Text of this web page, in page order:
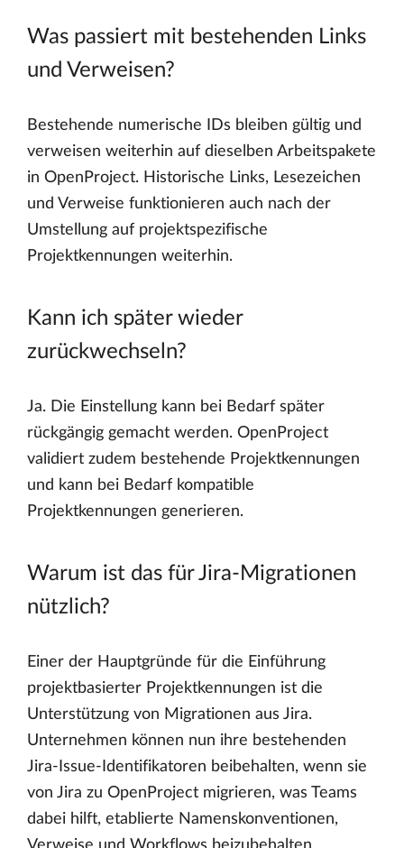
Was passiert mit bestehenden Links
und Verweisen?
Bestehende numerische IDs bleiben gültig und
verweisen weiterhin auf dieselben Arbeitspakete
in OpenProject. Historische Links, Lesezeichen
und Verweise funktionieren auch nach der
Umstellung auf projektspezifische
Projektkennungen weiterhin.
Kann ich später wieder
zurückwechseln?
Ja. Die Einstellung kann bei Bedarf später
rückgängig gemacht werden. OpenProject
validiert zudem bestehende Projektkennungen
und kann bei Bedarf kompatible
Projektkennungen generieren.
Warum ist das für Jira-Migrationen
nützlich?
Einer der Hauptgründe für die Einführung
projektbasierter Projektkennungen ist die
Unterstützung von Migrationen aus Jira.
Unternehmen können nun ihre bestehenden
Jira-Issue-Identifikatoren beibehalten, wenn sie
von Jira zu OpenProject migrieren, was Teams
dabei hilft, etablierte Namenskonventionen,